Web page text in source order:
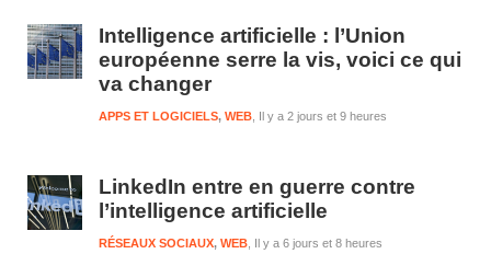
Intelligence artificielle : l’Union
européenne serre la vis, voici ce qui
va changer
Il y a 2 jours et 9 heures
APPS ET LOGICIELS, WEB
LinkedIn entre en guerre contre
l’intelligence artificielle
Il y a 6 jours et 8 heures
RÉSEAUX SOCIAUX, WEB